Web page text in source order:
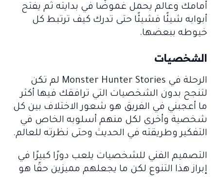
أمامك وعالم يحمل غموضًا في بدايته ثم يفتح
أبوابه شيئًا فشيئًا حتى تدرك كيف ترتبط كل
خيوطه ببعضها.
الشخصيات
الرحلة في Monster Hunter Stories لم تكن
لتنجح بدون الشخصيات التي ترافقك فيها أكثر
ما أعجبني في الفريق هو شعور الاختلاف بين كل
شخصية وأخرى لكل منهم أسلوبه الخاص في
التفكير وطريقته في الحديث وحتى نظرته للعالم.
التصميم الفني للشخصيات يلعب دورًا كبيرًا في
إبراز هذا التنوع لكن ما يجعلهم مميزين حقًا هو